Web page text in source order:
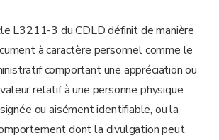
L3211-3 du CDLD définit de manière
à caractère personnel comme le
comportant une appréciation ou
relatif à une personne physique
ou aisément identifiable, ou la
dont la divulgation peut